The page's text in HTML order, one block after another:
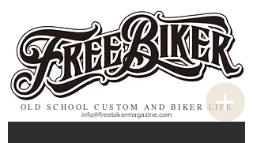
OLD SCHOOL CUSTOM AND BIKER LIFE
info@freebikermagazine.com